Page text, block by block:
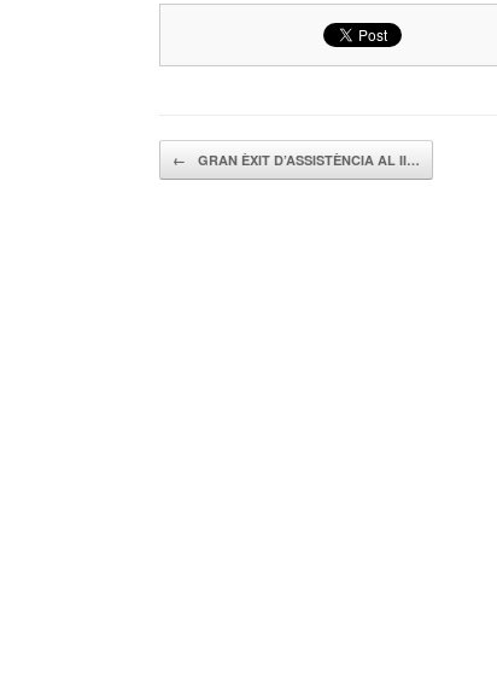
Navegador de artículos
← GRAN ÈXIT D’ASSISTÈNCIA AL II…